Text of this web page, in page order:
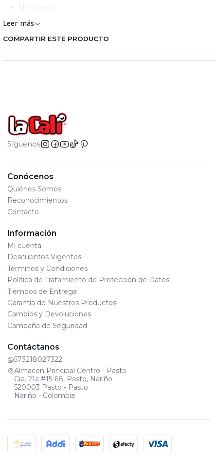
No tóxico
Leer más
COMPARTIR ESTE PRODUCTO
Síguenos
Conócenos
Quiénes Somos
Reconocimientos
Contacto
Información
Mi cuenta
Descuentos Vigentes
Términos y Condiciones
Política de Tratamiento de Protección de Datos
Tiempos de Entrega
Garantía de Nuestros Productos
Cambios y Devoluciones
Campaña de Seguridad
Contáctanos
573218027322
Almacen Principal Centro - Pasto
Cra. 21a #15-68, Pasto, Nariño
520003 Pasto - Pasto
Nariño - Colombia